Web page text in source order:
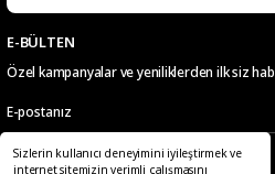
Sizlerin kullanıcı deneyimini iyileştirmek ve
internet sitemizin verimli çalışmasını
Çok hızlı bir şekilde elimize ulaştı
çok teşekkür ederim
Ramazan Subaşı | 25/02/2026
aradığın herşeyi buluuorsun
E-BÜLTEN
Özel kampanyalar ve yeniliklerden ilk siz
Telefon E-Posta